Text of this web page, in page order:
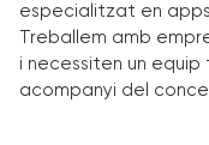
especialitzat en
Treballem amb
i necessiten un
acompanyi del